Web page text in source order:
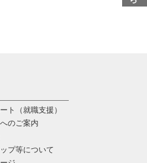
ト（就職支援）
のご案内
プ等について